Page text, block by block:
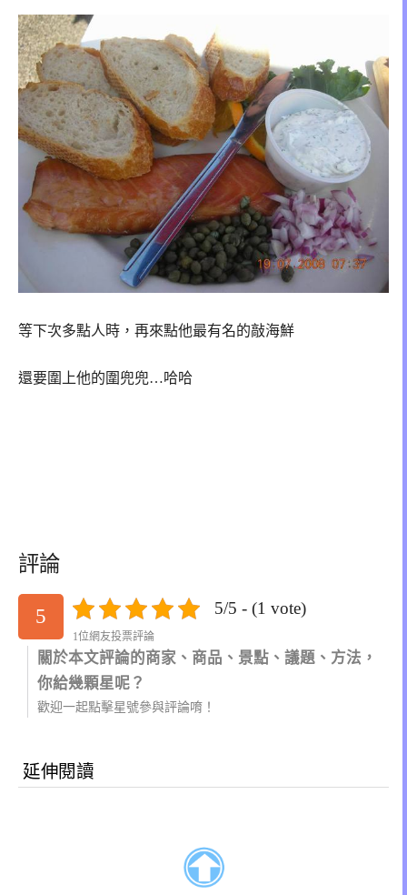
等下次多點人時，再來點他最有名的敲海鮮
還要圍上他的圍兜兜…哈哈
評論
5 5/5 - (1 vote)
1位網友投票評論
關於本文評論的商家、商品、景點、議題、方法，
你給幾顆星呢？
歡迎一起點擊星號參與評論唷！
延伸閱讀